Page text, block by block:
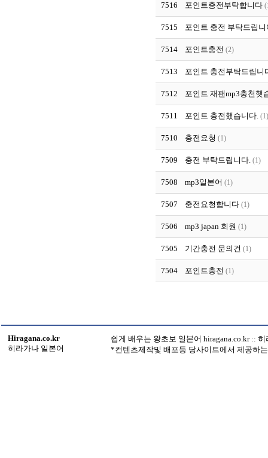
7516 포인트충전부탁합니다
7515 포인트 충전 부탁드립니
7514 포인트충전 (2)
7513 포인트 충전부탁드립니
7512 포인트 재팬mp3충천햇
7511 포인트 충전했습니다.
7510 충전요청 (1)
7509 충전 부탁드립니다. (1)
7508 mp3일본어 (1)
7507 충전요청합니다 (1)
7506 mp3 japan 회원 (1)
7505 기간충전 문의건 (1)
7504 포인트충전 (1)
Hiragana.co.kr
히라가나 일본어
쉽게 배우는 왕초보 일본어 hiragana.co.kr ::
*컨텐츠제작및 배포등 당사이트에서 제공하